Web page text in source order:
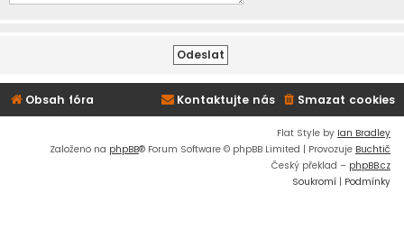
Obsah fóra Smazat cookies
Kontaktujte nás
Flat Style by Ian Bradley
Založeno na phpBB® Forum Software © phpBB Limited | Provozuje Buchtič
Český překlad – phpBB.cz
Soukromí | Podmínky